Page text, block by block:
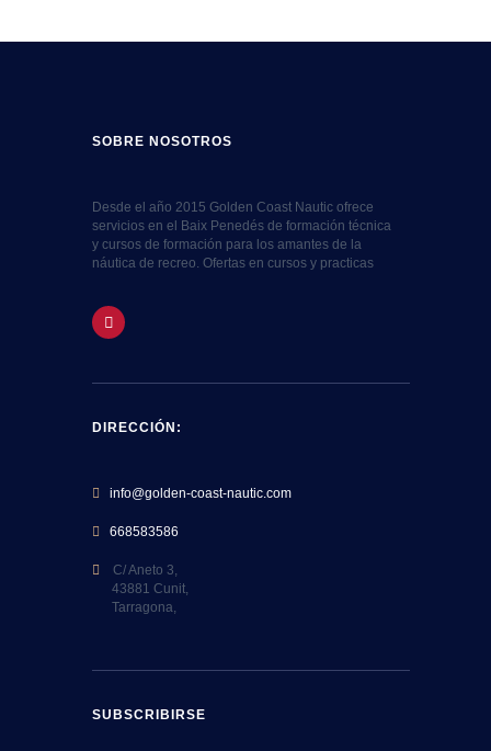
SOBRE NOSOTROS
Desde el año 2015 Golden Coast Nautic ofrece
servicios en el Baix Penedés de formación técnica
y cursos de formación para los amantes de la
náutica de recreo. Ofertas en cursos y practicas
DIRECCIÓN:
info@golden-coast-nautic.com
668583586
C/ Aneto 3,
43881 Cunit,
Tarragona,
SUBSCRIBIRSE